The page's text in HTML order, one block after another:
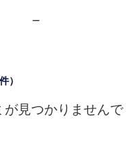
－
）
見つかりませんで